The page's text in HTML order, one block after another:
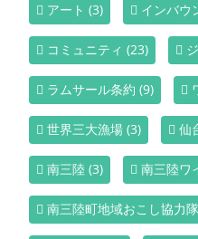
アート (3) インバウ
コミュニティ (23)
ラムサール条約 (9)
世界三大漁場 (3) 仙
南三陸 (3) 南三陸ワ
南三陸町地域おこし協力隊